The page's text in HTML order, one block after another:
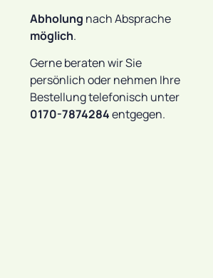
Abholung nach Absprache
möglich.
Gerne beraten wir Sie
persönlich oder nehmen Ihre
Bestellung telefonisch unter
0170-7874284entgegen.